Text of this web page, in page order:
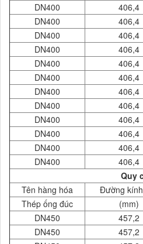
DN400
406,4
DN400
406,4
DN400
406,4
DN400
406,4
DN400
406,4
DN400
406,4
DN400
406,4
DN400
406,4
DN400
406,4
DN400
406,4
DN400
406,4
DN400
406,4
Quy
Tên hàng hóa
Đường
Thép ống đúc
(mm)
DN450
457,2
DN450
457,2